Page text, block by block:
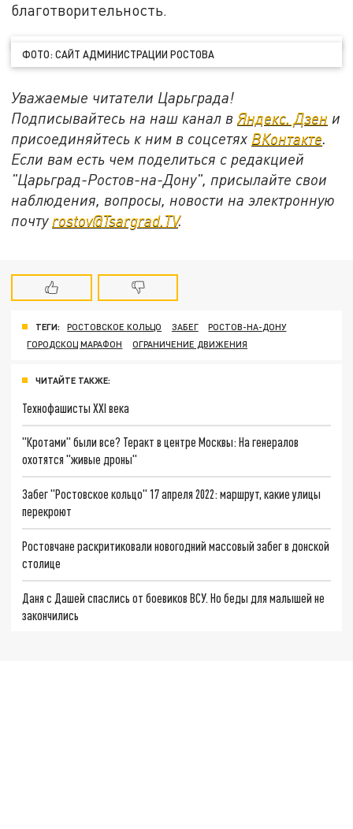
благотворительность.
ФОТО: САЙТ АДМИНИСТРАЦИИ РОСТОВА
Уважаемые читатели Царьграда!
Подписывайтесь на наш канал вЯндекс. Дзен и
присоединяйтесь к ним в соцсетях ВКонтакте.
Если вам есть чем поделиться с редакцией
"Царьград-Ростов-на-Дону", присылайте свои
наблюдения, вопросы, новости на электронную
почту rostov@Tsargrad.ТV.
ТЕГИ: РОСТОВСКОЕ КОЛЬЦО ЗАБЕГ
РОСТОВ-НА-ДОНУ
ГОРОДСКОЦ МАРАФОН
ОГРАНИЧЕНИЕ ДВИЖЕНИЯ
ЧИТАЙТЕ ТАКЖЕ:
Технофашисты XXI века
"Кротами" были все? Теракт в центре Москвы: На генералов
охотятся "живые дроны"
Забег "Ростовское кольцо" 17 апреля 2022: маршрут, какие улицы
перекроют
Ростовчане раскритиковали новогодний массовый забег в донской
столице
Даня с Дашей спаслись от боевиков ВСУ. Но беды для малышей не
закончились